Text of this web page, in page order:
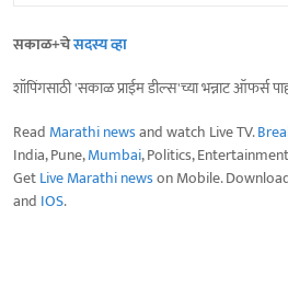
सकाळ+चेसदस्य व्हा
शॉपिंगसाठी 'सकाळ प्राईम डील्स'च्या भन्नाट ऑफर्स
Read Marathi newsand watch Live TV.
India, Pune,Mumbai, Politics,
GetLive Marathi newson Mobile.
and IOS.